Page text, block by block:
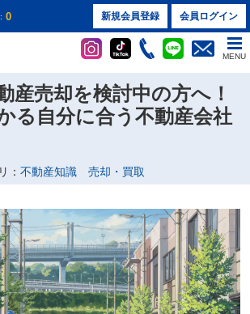
0 新規会員登録 会員ログイン
MENU
産売却を検討中の方へ！
る自分に合う不動産会社
： 不動産知識 売却・買取